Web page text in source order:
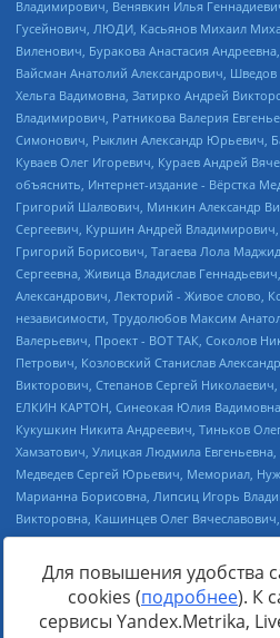
https://minjust.gov.ru/
Для повышения удобства
cookies (подробнее). К
сервисы Yandex.Metrika,